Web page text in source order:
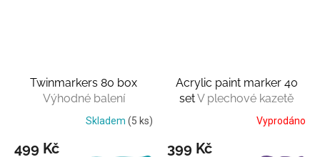
Twinmarkers 80 box
Výhodné balení
Skladem (5 ks)
499 Kč
Acrylic paint marker 40
setV plechové kazetě
Vyprodáno
399 Kč